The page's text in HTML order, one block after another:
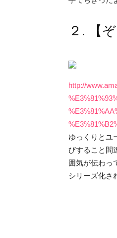
２. 【
http://
ゆっくりとユ
びすること間
囲気が伝わっ
シリーズ化さ